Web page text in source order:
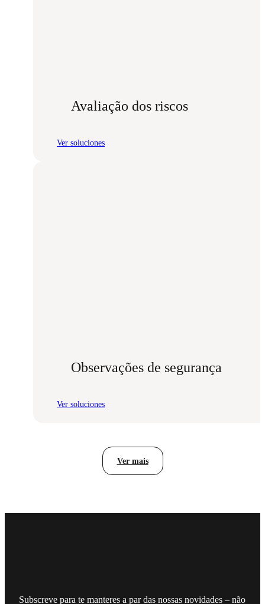
Avaliação dos riscos
Ver soluciones
:
Observações de segurança
Ver soluciones
:
Ver mais
Subscreve para te manteres a par das nossas novidades – não